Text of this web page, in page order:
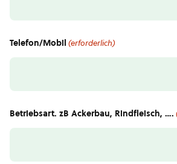
Telefon/Mobil (erforderlich)
Betriebsart. zB Ackerbau, Rindfleisch, ….